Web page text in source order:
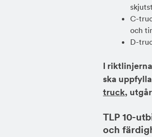
C-
och
D-
I
ska
truck,
TLP 10-
och